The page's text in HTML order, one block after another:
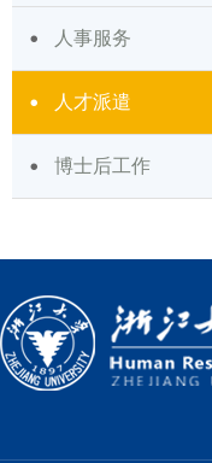
人事服务
人才派遣
博士后工作